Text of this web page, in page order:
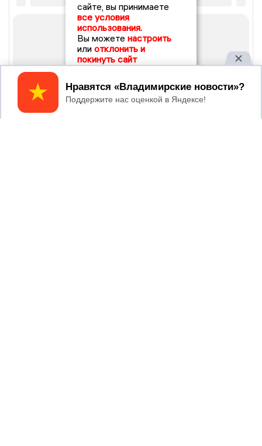
сайте, вы принимаете
все условия
использования.
Вы можете настроить
или отклонить и
покинуть сайт
Принять